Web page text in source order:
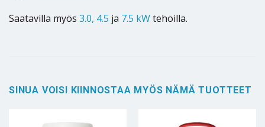
Saatavilla myös 3.0, 4.5 ja 7.5 kWtehoilla.
SINUA VOISI KIINNOSTAA MYÖS NÄMÄ TUOTTEET